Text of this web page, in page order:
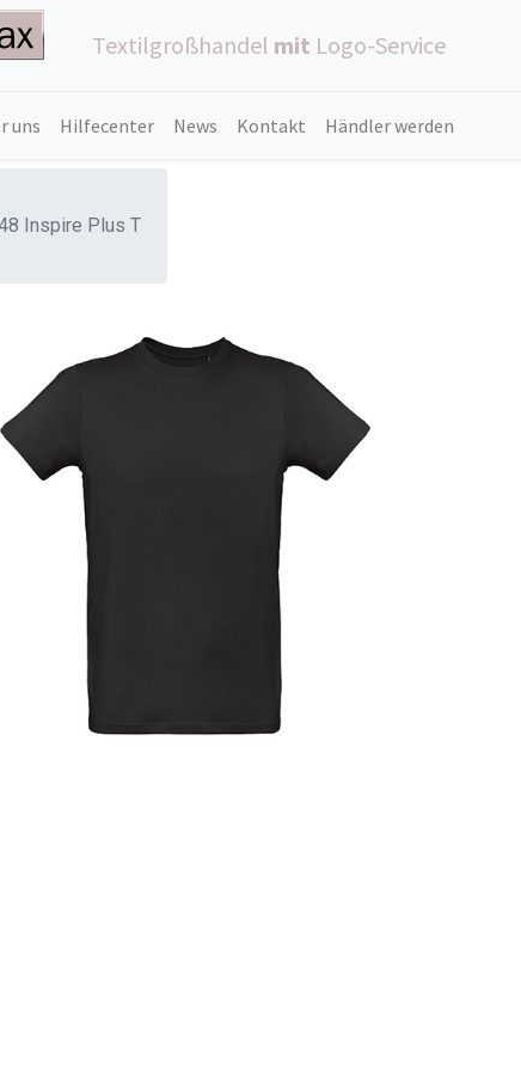
Textilgroßhandel mit Logo-Service
uns Hilfecenter News Kontakt Händler werden
Inspire Plus T